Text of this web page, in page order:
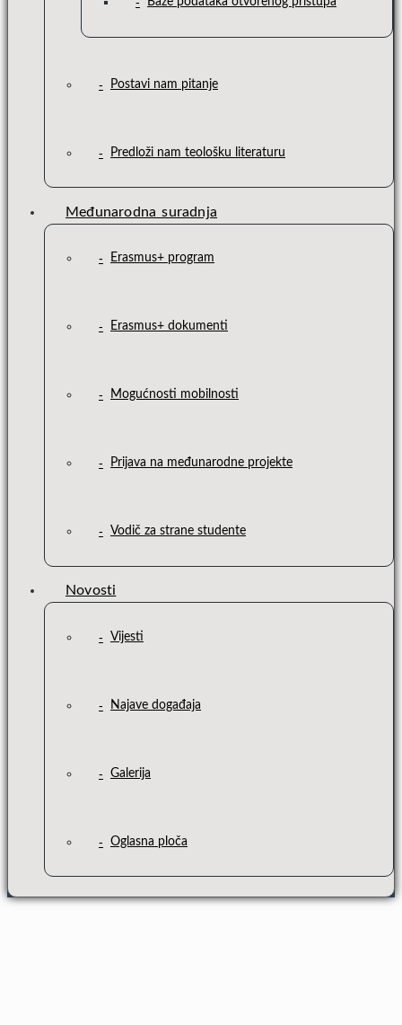
Postavi nam pitanje
Predloži nam teološku literaturu
Međunarodna suradnja
Erasmus+ program
Erasmus+ dokumenti
Mogućnosti mobilnosti
Prijava na međunarodne projekte
Vodič za strane studente
Novosti
Vijesti
Najave događaja
Galerija
Oglasna ploča